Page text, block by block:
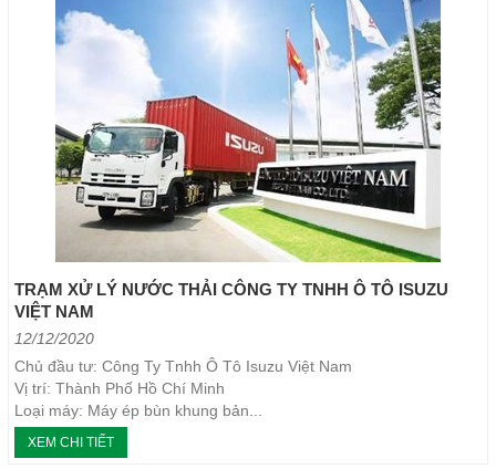
TRẠM XỬ LÝ NƯỚC THẢI CÔNG TY TNHH Ô TÔ ISUZU
VIỆT NAM
12/12/2020
Chủ đầu tư: Công Ty Tnhh Ô Tô Isuzu Việt Nam
Vị trí: Thành Phố Hồ Chí Minh
Loại máy: Máy ép bùn khung bản...
XEM CHI TIẾT